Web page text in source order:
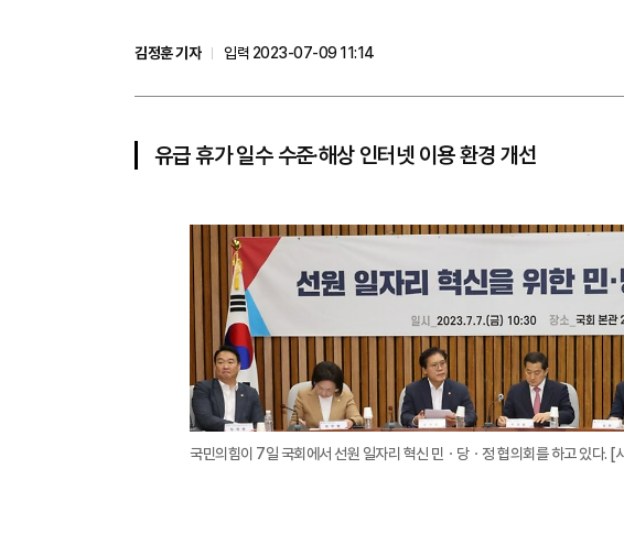
김정훈 기자
입력 2023-07-09 11:14
유급 휴가 일수 수준·해상 인터넷 이용 환경 개선
국민의힘이 7일 국회에서 선원 일자리 혁신 민ㆍ당ㆍ정 협의회를 하고 있다. [